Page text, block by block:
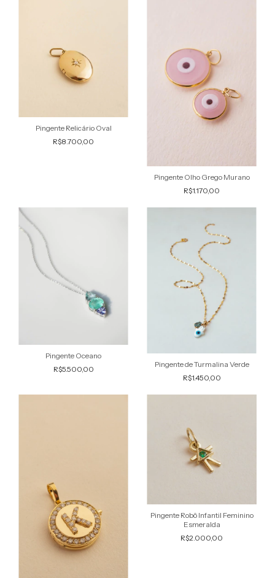
Pingente Relicário Oval
R$8.700,00
Pingente Olho Grego Murano
R$1.170,00
Pingente Oceano
R$5.500,00
Pingente de Turmalina Verde
R$1.450,00
Pingente Robô Infantil Feminino
Esmeralda
R$2.000,00